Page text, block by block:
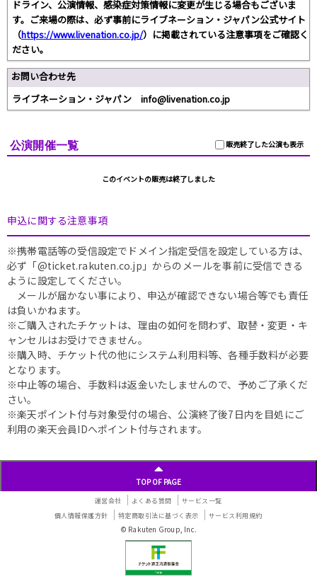
ドライン、公演情報、感染症対策情報に変更が生じる場合もございま
す。ご来場の際は、必ず事前にライブネーション・ジャパン公式サイト
（https://www.livenation.co.jp/）に掲載されている注意事項をご確認く
ださい。
お問い合わせ先
ライブネーション・ジャパン info@livenation.co.jp
販売終了した公演も表示
公演開催一覧
このイベントの販売は終了しました
申込に関する注意事項
※携帯電話等の受信設定でドメイン指定受信を設定している方は、
必ず「@ticket.rakuten.co.jp」からのメールを事前に受信できる
ように設定してください。
メールが届かない事により、申込が確認できない場合等でも責任
は負いかねます。
※ご購入されたチケットは、理由の如何を問わず、取替・変更・キ
ャンセルはお受けできません。
※購入時、チケット代の他にシステム利用料等、各種手数料が必要
となります。
※中止等の場合、手数料は返金いたしませんので、予めご了承くだ
さい。
※楽天ポイント付与対象受付の場合、公演終了後7日内を目処にご
利用の楽天会員IDへポイント付与されます。
TOP OF PAGE
運営会社 よくある質問
サービス一覧
個人情報保護方針
特定商取引法に基づく表示 サービス利用規約
© Rakuten Group, Inc.